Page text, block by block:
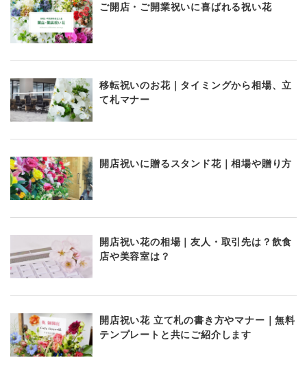
ご開店・ご開業祝いに喜ばれる祝い花
移転祝いのお花｜タイミングから相場、立
て札マナー
開店祝いに贈るスタンド花｜相場や贈り方
開店祝い花の相場｜友人・取引先は？飲食
店や美容室は？
開店祝い花 立て札の書き方やマナー｜無料
テンプレートと共にご紹介します